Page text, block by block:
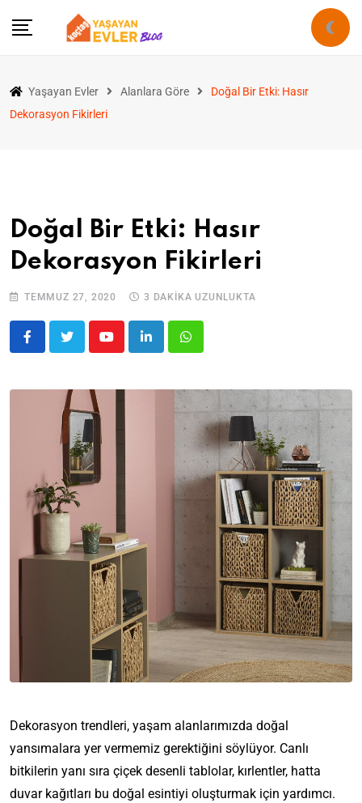
Yaşayan Evler Alanlara Göre
Doğal Bir Etki: Hasır
Dekorasyon Fikirleri
Doğal Bir Etki: Hasır
Dekorasyon Fikirleri
TEMMUZ 27, 2020 3 DAKIKA UZUNLUKTA
Dekorasyon trendleri, yaşam alanlarımızda doğal
yansımalara yer vermemiz gerektiğini söylüyor. Canlı
bitkilerin yanı sıra çiçek desenli tablolar, kırlentler, hatta
duvar kağıtları bu doğal esintiyi oluşturmak için yardımcı.